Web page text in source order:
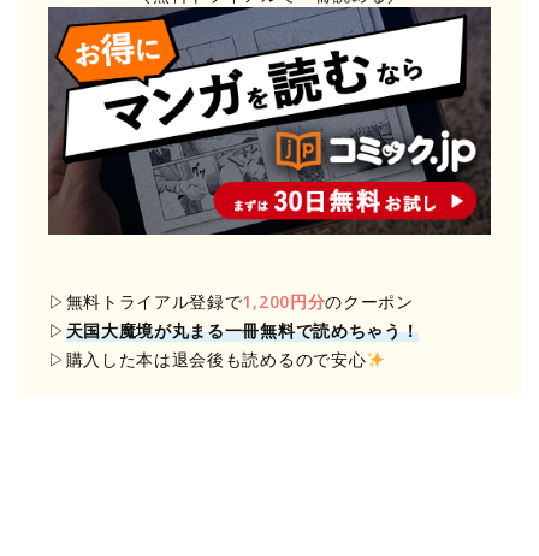
▷無料トライアル登録で1,200円分のクーポン
▷ 天国大魔境が丸まる一冊無料で読めちゃう！
▷購入した本は退会後も読めるので安心